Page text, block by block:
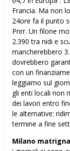
Francia. Ma non
24ore fa il punto
Pnrr. Un filone
2.390 tra nidi e
mancherebbero
dovrebbero
con un
leggiamo sul
gli enti locali non
dei lavori entro
le alternative:
termine a fine
Milano matrigna